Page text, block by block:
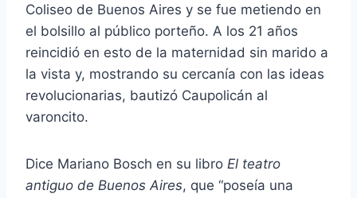
Coliseo de Buenos Aires y se fue metiendo en
el bolsillo al público porteño. A los 21 años
reincidió en esto de la maternidad sin marido a
la vista y, mostrando su cercanía con las ideas
revolucionarias, bautizó Caupolicán al
varoncito.
Dice Mariano Bosch en su libro El teatro
antiguo de Buenos Aires, que “poseía una